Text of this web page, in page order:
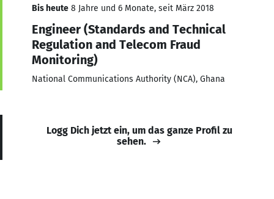
Bis heute 8 Jahre und 6 Monate, seit März 2018
Engineer (Standards and Technical
Regulation and Telecom Fraud
Monitoring)
National Communications Authority (NCA), Ghana
Logg Dich jetzt ein, um das ganze Profil zu
sehen.